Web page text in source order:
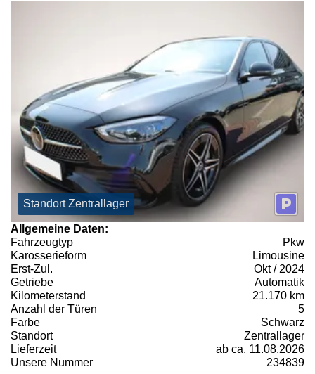
Standort Zentrallager
Allgemeine Daten:
Fahrzeugtyp
Pkw
Karosserieform
Limousine
Erst-Zul.
Okt / 2024
Getriebe
Automatik
Kilometerstand
21.170 km
Anzahl der Türen
5
Farbe
Schwarz
Standort
Zentrallager
Lieferzeit
ab ca. 11.08.2026
Unsere Nummer
234839